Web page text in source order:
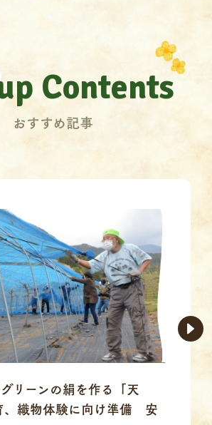
Contents
おすすめ記事
リーンの絹を作る「天
織物体験に向け準備 安